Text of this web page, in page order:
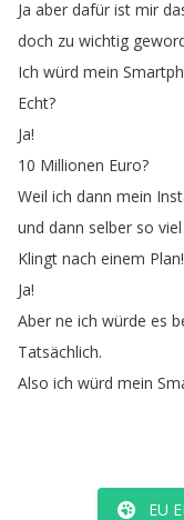
Ja aber dafür ist mir
doch zu wichtig
Ich würd mein
Echt?
Ja!
10 Millionen Euro?
Weil ich dann mein
und dann selber so viel
Klingt nach einem Plan!
Ja!
Aber ne ich würde es
Tatsächlich.
Also ich würd mein
EU